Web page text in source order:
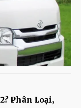
Phân Loại,